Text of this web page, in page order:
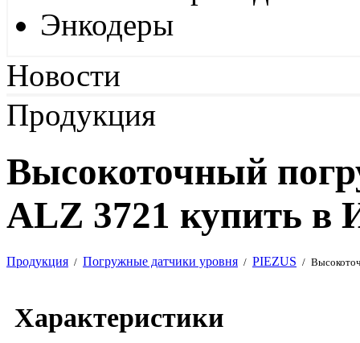
Энкодеры
Новости
Продукция
Высокоточный
ALZ 3721 купить в
Продукция / Погружные датчики уровня / PIEZUS /
Характеристики